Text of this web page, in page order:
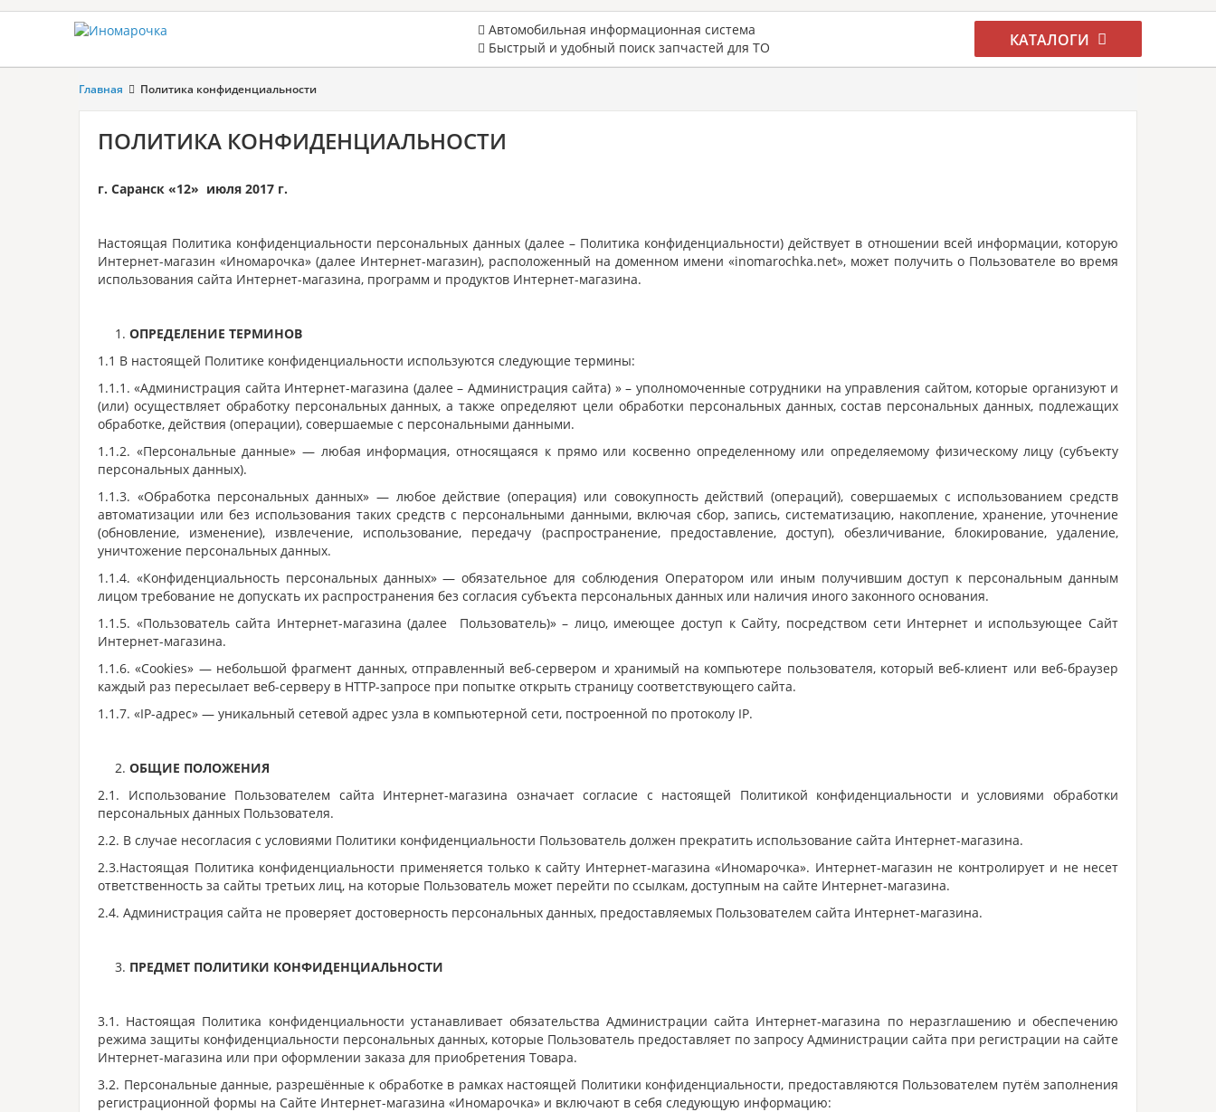
Автомобильная информационная система
Быстрый и удобный поиск запчастей для ТО
КАТАЛОГИ
Главная Политика конфиденциальности
ПОЛИТИКА КОНФИДЕНЦИАЛЬНОСТИ
г. Саранск «12» июля 2017 г.
Настоящая Политика конфиденциальности персональных данных (далее – Политика конфиденциальности) действует в отношении всей информации, которую
Интернет-магазин «Иномарочка» (далее Интернет-магазин), расположенный на доменном имени «inomarochka.net», может получить о Пользователе во время
использования сайта Интернет-магазина, программ и продуктов Интернет-магазина.
ОПРЕДЕЛЕНИЕ ТЕРМИНОВ
1.1 В настоящей Политике конфиденциальности используются следующие термины:
1.1.1. «Администрация сайта Интернет-магазина (далее – Администрация сайта) » – уполномоченные сотрудники на управления сайтом, которые организуют и
(или) осуществляет обработку персональных данных, а также определяют цели обработки персональных данных, состав персональных данных, подлежащих
обработке, действия (операции), совершаемые с персональными данными.
1.1.2. «Персональные данные» — любая информация, относящаяся к прямо или косвенно определенному или определяемому физическому лицу (субъекту
персональных данных).
1.1.3. «Обработка персональных данных» — любое действие (операция) или совокупность действий (операций), совершаемых с использованием средств
автоматизации или без использования таких средств с персональными данными, включая сбор, запись, систематизацию, накопление, хранение, уточнение
(обновление, изменение), извлечение, использование, передачу (распространение, предоставление, доступ), обезличивание, блокирование, удаление,
уничтожение персональных данных.
1.1.4. «Конфиденциальность персональных данных» — обязательное для соблюдения Оператором или иным получившим доступ к персональным данным
лицом требование не допускать их распространения без согласия субъекта персональных данных или наличия иного законного основания.
1.1.5. «Пользователь сайта Интернет-магазина (далее Пользователь)» – лицо, имеющее доступ к Сайту, посредством сети Интернет и использующее Сайт
Интернет-магазина.
1.1.6. «Cookies» — небольшой фрагмент данных, отправленный веб-сервером и хранимый на компьютере пользователя, который веб-клиент или веб-браузер
каждый раз пересылает веб-серверу в HTTP-запросе при попытке открыть страницу соответствующего сайта.
1.1.7. «IP-адрес» — уникальный сетевой адрес узла в компьютерной сети, построенной по протоколу IP.
ОБЩИЕ ПОЛОЖЕНИЯ
2.1. Использование Пользователем сайта Интернет-магазина означает согласие с настоящей Политикой конфиденциальности и условиями обработки
персональных данных Пользователя.
2.2. В случае несогласия с условиями Политики конфиденциальности Пользователь должен прекратить использование сайта Интернет-магазина.
2.3.Настоящая Политика конфиденциальности применяется только к сайту Интернет-магазина «Иномарочка». Интернет-магазин не контролирует и не несет
ответственность за сайты третьих лиц, на которые Пользователь может перейти по ссылкам, доступным на сайте Интернет-магазина.
2.4. Администрация сайта не проверяет достоверность персональных данных, предоставляемых Пользователем сайта Интернет-магазина.
ПРЕДМЕТ ПОЛИТИКИ КОНФИДЕНЦИАЛЬНОСТИ
3.1. Настоящая Политика конфиденциальности устанавливает обязательства Администрации сайта Интернет-магазина по неразглашению и обеспечению
режима защиты конфиденциальности персональных данных, которые Пользователь предоставляет по запросу Администрации сайта при регистрации на сайте
Интернет-магазина или при оформлении заказа для приобретения Товара.
3.2. Персональные данные, разрешённые к обработке в рамках настоящей Политики конфиденциальности, предоставляются Пользователем путём заполнения
регистрационной формы на Сайте Интернет-магазина «Иномарочка» и включают в себя следующую информацию: